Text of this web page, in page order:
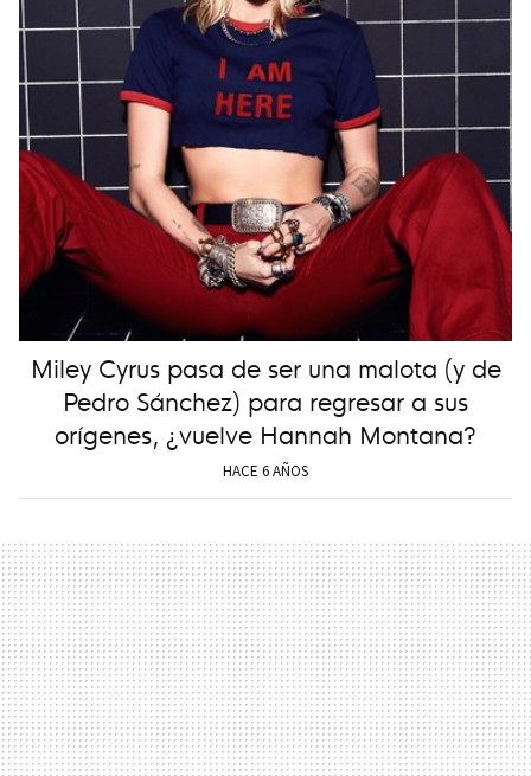
Miley Cyrus pasa de ser una malota (y de
Pedro Sánchez) para regresar a sus
orígenes, ¿vuelve Hannah Montana?
HACE 6 AÑOS